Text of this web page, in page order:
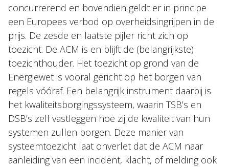
concurrerend en bovendien geldt er in principe
een Europees verbod op overheidsingrijpen in de
prijs. De zesde en laatste pijler richt zich op
toezicht. De ACM is en blijft de (belangrijkste)
toezichthouder. Het toezicht op grond van de
Energiewet is vooral gericht op het borgen van
regels vóóraf. Een belangrijk instrument daarbij is
het kwaliteitsborgingssysteem, waarin TSB’s en
DSB’s zelf vastleggen hoe zij de kwaliteit van hun
systemen zullen borgen. Deze manier van
systeemtoezicht laat onverlet dat de ACM naar
aanleiding van een incident, klacht, of melding ook